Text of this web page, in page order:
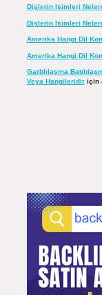
Dişlerin Isimleri
Dişlerin Isimleri
Amerika Hangi Dil
Amerika Hangi Dil
Garblılaşma
Veya Hangileridiriçin